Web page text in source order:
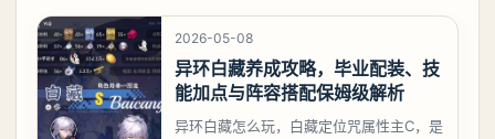
2026-05-08
异环白藏养成攻略，毕业配装、技
能加点与阵容搭配保姆级解析
异环白藏怎么玩，白藏定位咒属性主C，是